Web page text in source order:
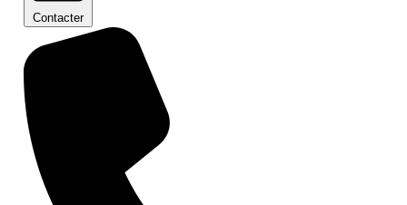
Contacter